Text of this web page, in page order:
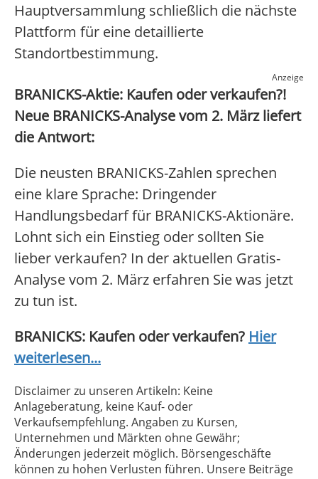
Hauptversammlung schließlich die nächste
Plattform für eine detaillierte
Standortbestimmung.
Anzeige
BRANICKS-Aktie: Kaufen oder verkaufen?!
Neue BRANICKS-Analyse vom 2. März liefert
die Antwort:
Die neusten BRANICKS-Zahlen sprechen
eine klare Sprache: Dringender
Handlungsbedarf für BRANICKS-Aktionäre.
Lohnt sich ein Einstieg oder sollten Sie
lieber verkaufen? In der aktuellen Gratis-
Analyse vom 2. März erfahren Sie was jetzt
zu tun ist.
BRANICKS: Kaufen oder verkaufen? Hier
weiterlesen...
Disclaimer zu unseren Artikeln: Keine
Anlageberatung, keine Kauf- oder
Verkaufsempfehlung. Angaben zu Kursen,
Unternehmen und Märkten ohne Gewähr;
Änderungen jederzeit möglich. Börsengeschäfte
können zu hohen Verlusten führen. Unsere Beiträge